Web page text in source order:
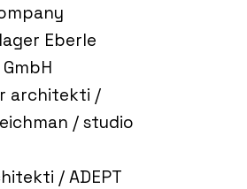
Eberle
architekti /
/ studio
/ ADEPT